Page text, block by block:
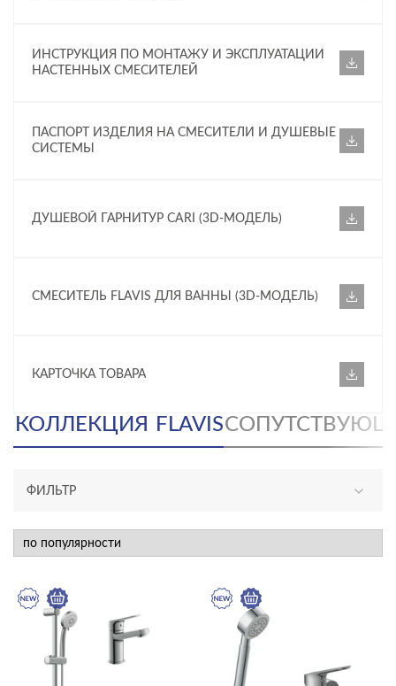
ИНСТРУКЦИЯ ПО МОНТАЖУ И ЭКСПЛУАТАЦИИ
НАСТЕННЫХ СМЕСИТЕЛЕЙ
ПАСПОРТ ИЗДЕЛИЯ НА СМЕСИТЕЛИ И ДУШЕВЫЕ
СИСТЕМЫ
ДУШЕВОЙ ГАРНИТУР CARI (3D-МОДЕЛЬ)
СМЕСИТЕЛЬ FLAVIS ДЛЯ ВАННЫ (3D-МОДЕЛЬ)
КАРТОЧКА ТОВАРА
КОЛЛЕКЦИЯ FLAVIS
ФИЛЬТР
новинка
КАТЕГОРИЯ
Комплекты смесителей
смесители